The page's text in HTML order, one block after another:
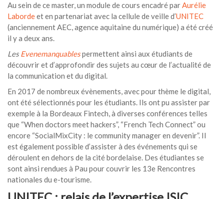
Au sein de ce master, un module de cours encadré parAurélie
Labordeet en partenariat avec la cellule de veille d’UNITEC
(anciennement AEC, agence aquitaine du numérique) a été créé
il y a deux ans.
LesEvenemanquablespermettent ainsi aux étudiants de
découvrir et d’approfondir des sujets au cœur de l’actualité de
la communication et du digital.
En 2017 de nombreux évènements, avec pour thème le digital,
ont été sélectionnés pour les étudiants. Ils ont pu assister par
exemple à la Bordeaux Fintech, à diverses conférences telles
que “When doctors meet hackers”, “French Tech Connect” ou
encore “SocialMixCity : le community manager en devenir”. Il
est également possible d’assister à des événements qui se
déroulent en dehors de la cité bordelaise. Des étudiantes se
sont ainsi rendues à Pau pour couvrir les 13e Rencontres
nationales du e-tourisme.